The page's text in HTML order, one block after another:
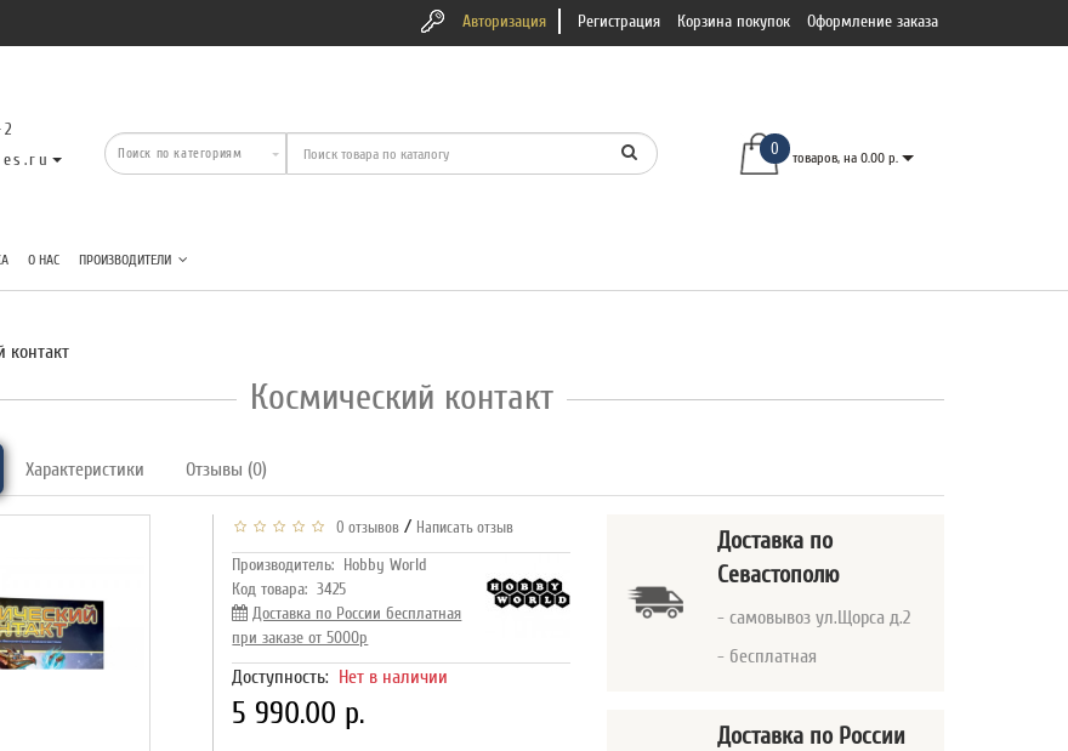
Авторизация Регистрация Корзина покупок Оформление заказа
0 товаров, на 0.00 р.
О НАС ПРОИЗВОДИТЕЛИ
контакт
Космический контакт
Характеристики Отзывы (0)
0 отзывов / Написать отзыв
Производитель: Hobby World
Код товара: 3425
Доставка по России бесплатная
при заказе от 5000р
Доступность: Нет в наличии
5 990.00 р.
Доставка по
Севастополю
- самовывоз ул.Щорса д.2
- бесплатная
Доставка по России